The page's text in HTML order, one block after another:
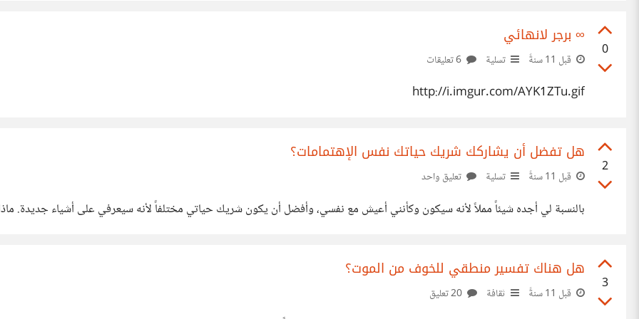
0
∞ برجر لانهائي
قبل 11 سنةً تسلية
http://i.imgur.com/AYK1ZTu.gif
2
هل تفضل أن يشاركك شريك حياتك نفس الإهتمامات؟
قبل 11 سنةً تسلية تعليق واحد
بالنسبة لي أجده شيئاً مملاً لأنه سيكون وكأنني أعيش مع نفسي، وأفضل أن يكون شريك حياتي مختلفاً لأنه سيعرفي على أشياء جديدة.
3
هل هناك تفسير منطقي للخوف من الموت؟
قبل 11 سنةً ثقافة